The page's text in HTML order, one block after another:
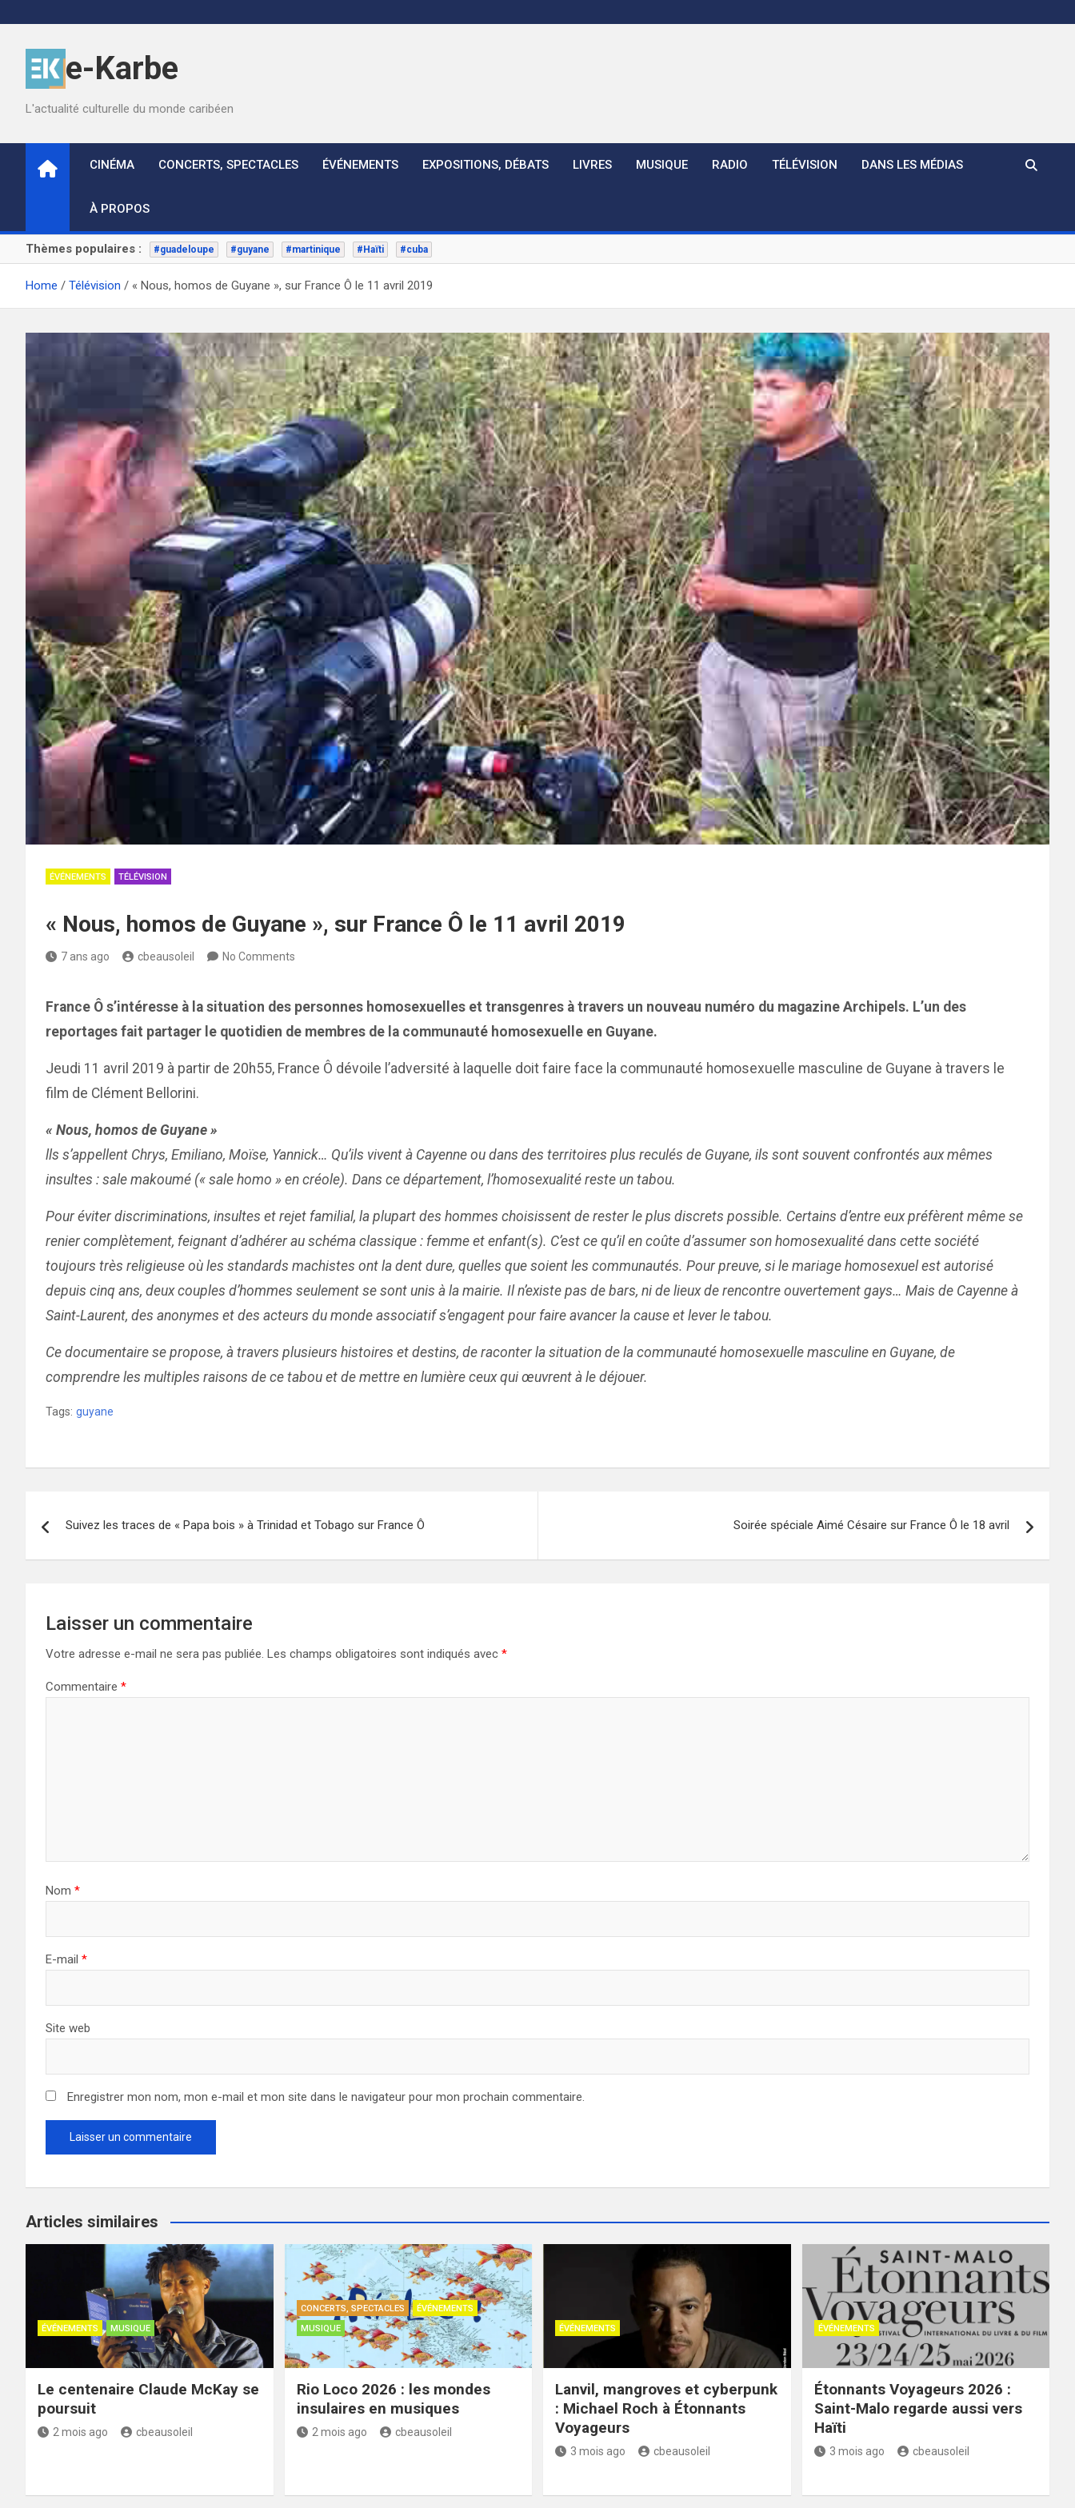
to
content
e-Karbe
L'actualité culturelle du monde caribéen
CINÉMA CONCERTS, SPECTACLES ÉVÉNEMENTS EXPOSITIONS, DÉBATS LIVRES MUSIQUE RADIO TÉLÉVISION DANS LES MÉDIAS
À PROPOS
Thèmes populaires : #guadeloupe #guyane #martinique #Haïti #cuba
Home Télévision « Nous, homos de Guyane », sur France Ô le 11 avril 2019
ÉVÉNEMENTS TÉLÉVISION
« Nous, homos de Guyane », sur France Ô le 11 avril 2019
7 ans ago cbeausoleil No Comments
France Ô s’intéresse à la situation des personnes homosexuelles et transgenres à travers un nouveau numéro du magazine Archipels. L’un des
reportages fait partager le quotidien de membres de la communauté homosexuelle en Guyane.
Jeudi 11 avril 2019 à partir de 20h55, France Ô dévoile l’adversité à laquelle doit faire face la communauté homosexuelle masculine de Guyane à travers le
film de Clément Bellorini.
« Nous, homos de Guyane »
lls s’appellent Chrys, Emiliano, Moïse, Yannick… Qu’ils vivent à Cayenne ou dans des territoires plus reculés de Guyane, ils sont souvent confrontés aux mêmes
insultes : sale makoumé (« sale homo » en créole). Dans ce département, l’homosexualité reste un tabou.
Pour éviter discriminations, insultes et rejet familial, la plupart des hommes choisissent de rester le plus discrets possible. Certains d’entre eux préfèrent même se
renier complètement, feignant d’adhérer au schéma classique : femme et enfant(s). C’est ce qu’il en coûte d’assumer son homosexualité dans cette société
toujours très religieuse où les standards machistes ont la dent dure, quelles que soient les communautés. Pour preuve, si le mariage homosexuel est autorisé
depuis cinq ans, deux couples d’hommes seulement se sont unis à la mairie. Il n’existe pas de bars, ni de lieux de rencontre ouvertement gays… Mais de Cayenne à
Saint-Laurent, des anonymes et des acteurs du monde associatif s’engagent pour faire avancer la cause et lever le tabou.
Ce documentaire se propose, à travers plusieurs histoires et destins, de raconter la situation de la communauté homosexuelle masculine en Guyane, de
comprendre les multiples raisons de ce tabou et de mettre en lumière ceux qui œuvrent à le déjouer.
Tags: guyane
de
Suivez les traces de « Papa bois » à Trinidad et Tobago sur France Ô Soirée spéciale Aimé Césaire sur France Ô le 18 avril
Laisser un commentaire
Votre adresse e-mail ne sera pas publiée. Les champs obligatoires sont indiqués avec *
Commentaire *
Nom *
E-mail *
Site web
Enregistrer mon nom, mon e-mail et mon site dans le navigateur pour mon prochain commentaire.
Articles similaires
ÉVÉNEMENTS MUSIQUE
Le centenaire Claude McKay se
poursuit
2 mois ago cbeausoleil
CONCERTS, SPECTACLES
ÉVÉNEMENTS
MUSIQUE
Rio Loco 2026 : les mondes
insulaires en musiques
2 mois ago cbeausoleil
ÉVÉNEMENTS
Lanvil, mangroves et cyberpunk
: Michael Roch à Étonnants
Voyageurs
3 mois ago cbeausoleil
ÉVÉNEMENTS
Étonnants Voyageurs 2026 :
Saint-Malo regarde aussi vers
Haïti
3 mois ago cbeausoleil